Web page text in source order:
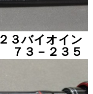
バイオイン
３－２３５